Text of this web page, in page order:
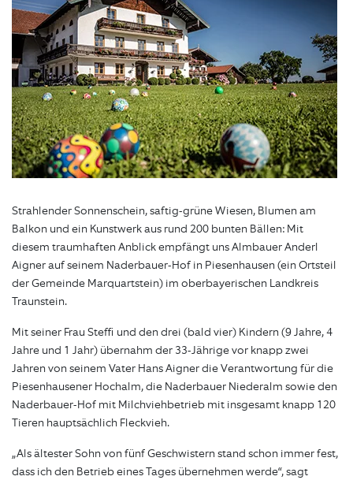
Strahlender Sonnenschein, saftig-grüne Wiesen, Blumen am
Balkon und ein Kunstwerk aus rund 200 bunten Bällen: Mit
diesem traumhaften Anblick empfängt uns Almbauer Anderl
Aigner auf seinem Naderbauer-Hof in Piesenhausen (ein Ortsteil
der Gemeinde Marquartstein) im oberbayerischen Landkreis
Traunstein.
Mit seiner Frau Steffi und den drei (bald vier) Kindern (9 Jahre, 4
Jahre und 1 Jahr) übernahm der 33-Jährige vor knapp zwei
Jahren von seinem Vater Hans Aigner die Verantwortung für die
Piesenhausener Hochalm, die Naderbauer Niederalm sowie den
Naderbauer-Hof mit Milchviehbetrieb mit insgesamt knapp 120
Tieren hauptsächlich Fleckvieh.
„Als ältester Sohn von fünf Geschwistern stand schon immer fest,
dass ich den Betrieb eines Tages übernehmen werde“, sagt